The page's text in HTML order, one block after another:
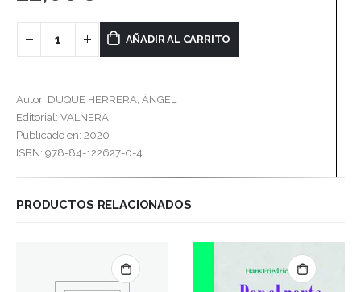
AÑADIR AL CARRITO
Autor: DUQUE HERRERA, ÁNGEL
Editorial: VALNERA
Publicado en: 2020
ISBN: 978-84-122627-0-4
PRODUCTOS RELACIONADOS